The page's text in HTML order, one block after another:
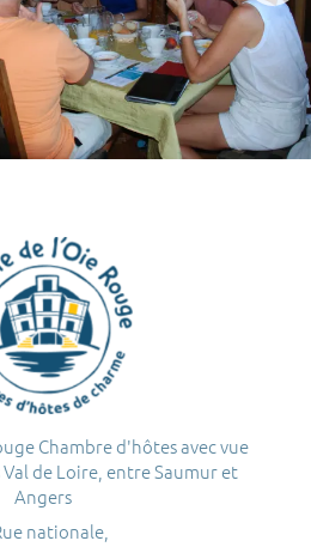
Chambre d'hôtes avec vue
de Loire, entre Saumur et
Angers
nationale,